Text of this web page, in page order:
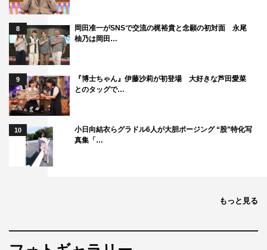
8
岡田准一がSNSで交流の梶裕貴と念願の初対面 永尾
柚乃は岡田…
9
『博士ちゃん』伊藤沙莉が初登場 大好きな芦田愛菜
とのタッグで…
10
小日向結衣らグラドル6人が大胆ポージング “股”特化写
真集「…
もっと見る